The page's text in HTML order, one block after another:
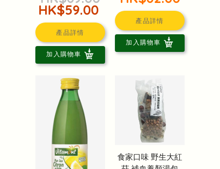
HK$59.00
產品詳情
加入購物車
產品詳情
加入購物車
食家口味 野生大紅